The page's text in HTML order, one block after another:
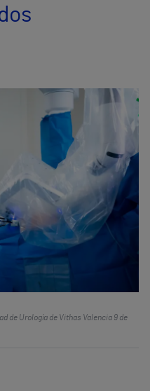
de Urología de Vithas Valencia 9 de